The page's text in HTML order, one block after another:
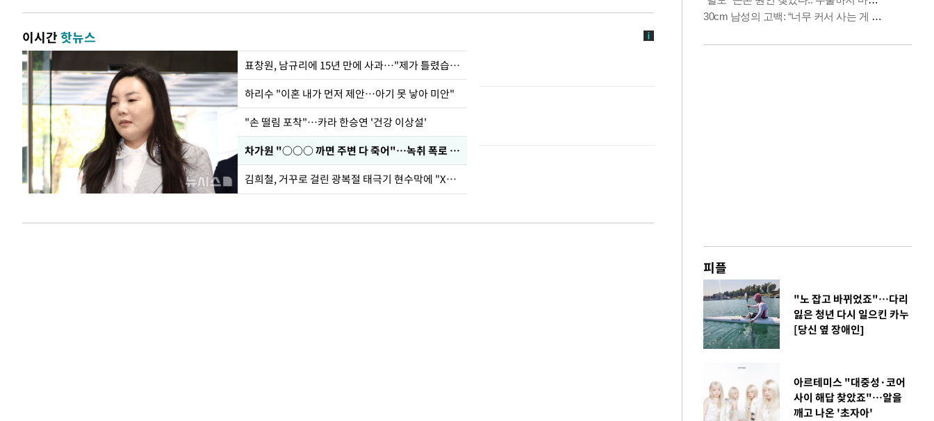
이시간핫뉴스
표창원, 남규리에 15년 만에 사과…"제가 틀렸습니다"
하리수 "이혼 내가 먼저 제안…아기 못 낳아 미안"
"손 떨림 포착"…카라 한승연 '건강 이상설'
차가원 "○○○ 까면 주변 다 죽어"…녹취 폭로 파장
김희철, 거꾸로 걸린 광복절 태극기 현수막에 "X돌았네"
피플
"노 잡고 바뀌었죠"…다리
잃은 청년 다시 일으킨 카누
[당신 옆 장애인]
아르테미스 "대중성·코어
사이 해답 찾았죠"…알을
깨고 나온 '초자아'